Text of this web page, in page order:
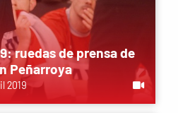
ruedas de prensa de
Peñarroya
2019